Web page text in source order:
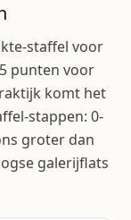
staffel voor
punten voor
komt het
stappen: 0-
groter dan
galerijflats